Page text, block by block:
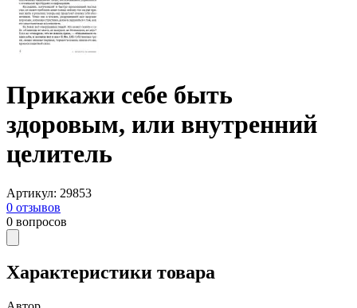
Прикажи себе быть
здоровым, или внутренний
целитель
Артикул: 29853
0 отзывов
0 вопросов
Характеристики товара